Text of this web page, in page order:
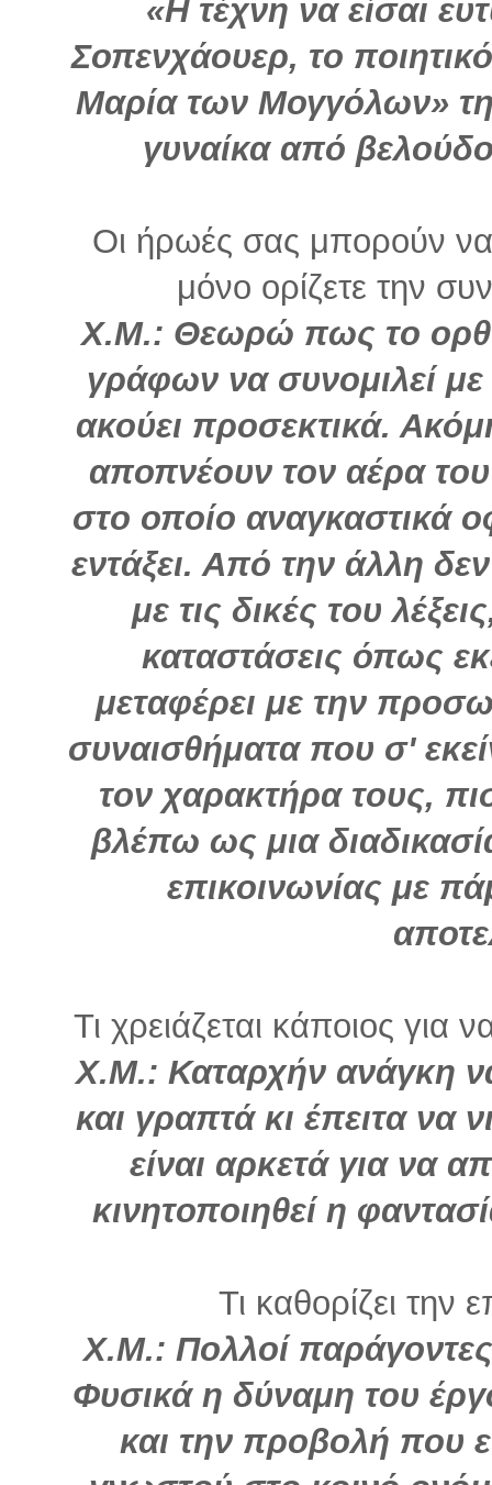
«Η τέχνη να είσαι
Σοπενχάουερ, το
Μαρία των Μογγόλων»
γυναίκα από
Οι ήρωές σας μπορούν να
μόνο ορίζετε την
Χ.Μ.: Θεωρώ πως το
γράφων να συνομιλεί
ακούει προσεκτικά.
αποπνέουν τον αέρα
στο οποίο αναγκαστικά
εντάξει. Από την άλλη
με τις δικές του
καταστάσεις όπως
μεταφέρει με την
συναισθήματα που σ'
τον χαρακτήρα τους,
βλέπω ως μια
επικοινωνίας με
Τι χρειάζεται κάποιος για
Χ.Μ.: Καταρχήν ανάγκη
και γραπτά κι έπειτα να
είναι αρκετά για να
κινητοποιηθεί η
Τι καθορίζει την
Χ.Μ.: Πολλοί παράγοντες,
Φυσικά η δύναμη του
και την προβολή που